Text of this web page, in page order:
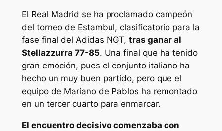
El Real Madrid se ha proclamado campeón
del torneo de Estambul, clasificatorio para la
fase final del Adidas NGT, tras ganar al
Stellazzurra 77-85. Una final que ha tenido
gran emoción, pues el conjunto italiano ha
hecho un muy buen partido, pero que el
equipo de Mariano de Pablos ha remontado
en un tercer cuarto para enmarcar.
El encuentro decisivo comenzaba con